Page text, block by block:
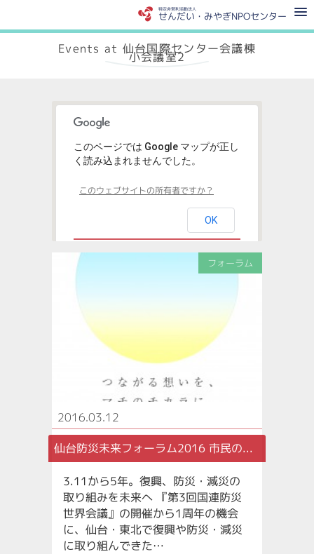
特定非営利活動法人
せんだい・みやぎNPOセンター
Events at 仙台国際センター会議棟
小会議室2
このページでは Google マップが正し
く読み込まれませんでした。
このウェブサイトの所有者ですか？
OK
2016.03.12
フォーラム
仙台防災未来フォーラム2016 市民の...
3.11から5年。復興、防災・減災の
取り組みを未来へ 『第3回国連防災
世界会議』の開催から1周年の機会
に、仙台・東北で復興や防災・減災
に取り組んできた…